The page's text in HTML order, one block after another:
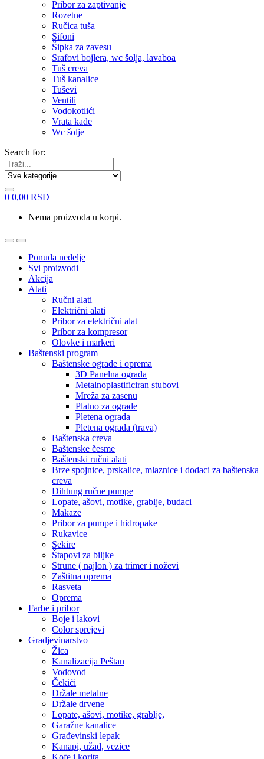
Pribor za zaptivanje
Rozetne
Ručica tuša
Sifoni
Šipka za zavesu
Srafovi bojlera, wc šolja, lavaboa
Tuš creva
Tuš kanalice
Tuševi
Ventili
Vodokotlići
Vrata kade
Wc šolje
Search for:
0 0,00 RSD
Nema proizvoda u korpi.
Ponuda nedelje
Svi proizvodi
Akcija
Alati
Ručni alati
Električni alati
Pribor za električni alat
Pribor za kompresor
Olovke i markeri
Baštenski program
Baštenske ograde i oprema
3D Panelna ograda
Metalnoplastificiran stubovi
Mreža za zasenu
Platno za ograde
Pletena ograda
Pletena ograda (trava)
Baštenska creva
Baštenske česme
Baštenski ručni alati
Brze spojnice, prskalice, mlaznice i dodaci za baštenska
creva
Dihtung ručne pumpe
Lopate, ašovi, motike, grablje, budaci
Makaze
Pribor za pumpe i hidropake
Rukavice
Sekire
Štapovi za biljke
Strune ( najlon ) za trimer i noževi
Zaštitna oprema
Rasveta
Oprema
Farbe i pribor
Boje i lakovi
Color sprejevi
Gradjevinarstvo
Žica
Kanalizacija Peštan
Vodovod
Čekići
Držale metalne
Držale drvene
Lopate, ašovi, motike, grablje,
Garažne kanalice
Građevinski lepak
Kanapi, užad, vezice
Kofe i korita